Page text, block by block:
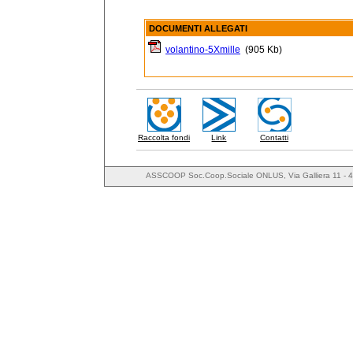
DOCUMENTI ALLEGATI
volantino-5Xmille (905 Kb)
Raccolta fondi Link Contatti
ASSCOOP Soc.Coop.Sociale ONLUS, Via Galliera 11 -